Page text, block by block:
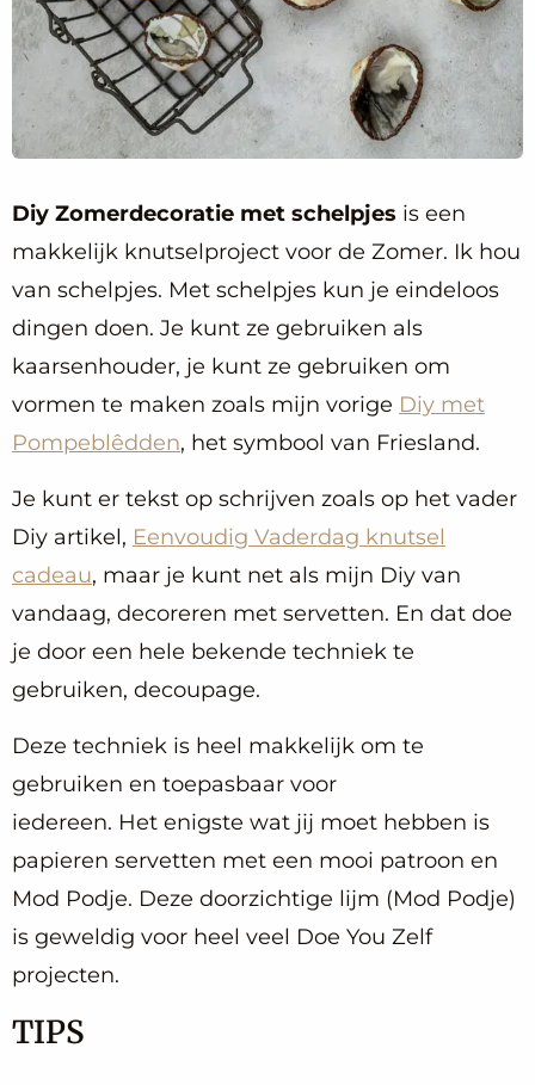
Diy Zomerdecoratie met schelpjes is een
makkelijk knutselproject voor de Zomer. Ik hou
van schelpjes. Met schelpjes kun je eindeloos
dingen doen. Je kunt ze gebruiken als
kaarsenhouder, je kunt ze gebruiken om
vormen te maken zoals mijn vorige Diy met
Pompeblêdden, het symbool van Friesland.
Je kunt er tekst op schrijven zoals op het vader
Diy artikel, Eenvoudig Vaderdag knutsel
cadeau, maar je kunt net als mijn Diy van
vandaag, decoreren met servetten. En dat doe
je door een hele bekende techniek te
gebruiken, decoupage.
Deze techniek is heel makkelijk om te
gebruiken en toepasbaar voor
iedereen. Het enigste wat jij moet hebben is
papieren servetten met een mooi patroon en
Mod Podje. Deze doorzichtige lijm (Mod Podje)
is geweldig voor heel veel Doe You Zelf
projecten.
TIPS